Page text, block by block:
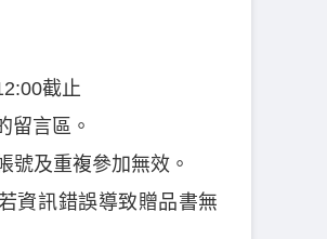
截止
留言區。
號及重複參加無效。
資訊錯誤導致贈品書無